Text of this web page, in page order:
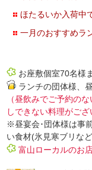
ほたるいか入荷中
一月のおすすめラ
お座敷個室70名様
ランチの団体様、
（昼飲みでご予約の
しできない料理がご
※昼宴会･団体様は事
い食材(氷見寒ブリな
富山ローカルのお